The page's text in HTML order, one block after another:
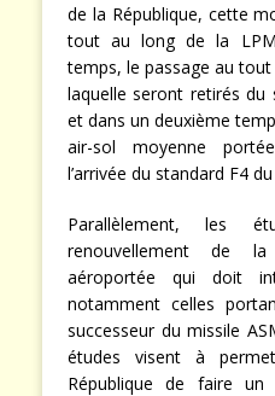
de la République, cette
tout au long de la
temps, le passage au tout
laquelle seront retirés du
et dans un deuxième
air-sol moyenne
l’arrivée du standard F4
Parallèlement, les
renouvellement de la
aéroportée qui doit
notamment celles
successeur du missile
études visent à
République de faire